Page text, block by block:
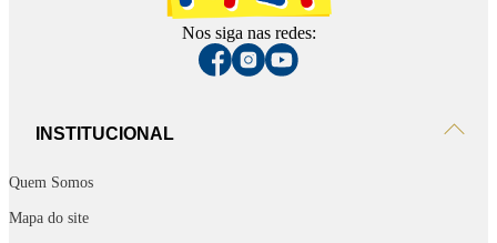
Nos siga nas redes:
INSTITUCIONAL
Quem Somos
Mapa do site